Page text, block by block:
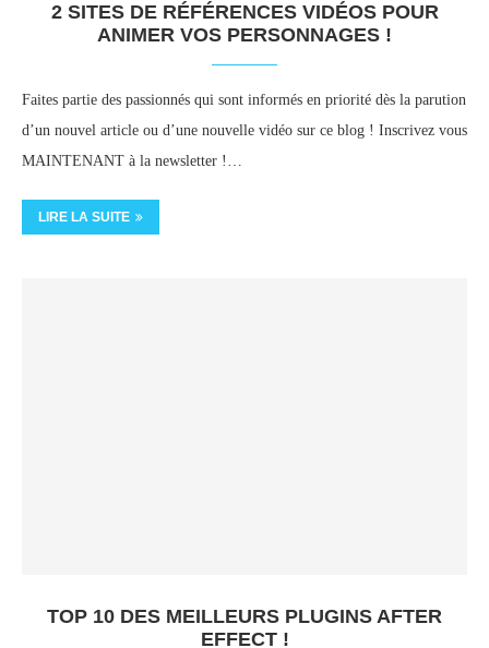
2 SITES DE RÉFÉRENCES VIDÉOS POUR
ANIMER VOS PERSONNAGES !
Faites partie des passionnés qui sont informés en priorité dès la parution
d’un nouvel article ou d’une nouvelle vidéo sur ce blog ! Inscrivez vous
MAINTENANT à la newsletter !…
LIRE LA SUITE
TOP 10 DES MEILLEURS PLUGINS AFTER
EFFECT !